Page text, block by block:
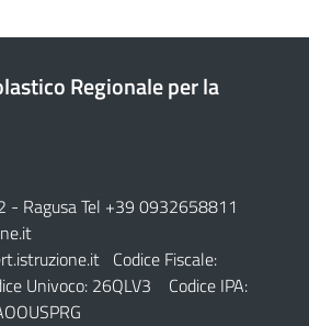
Regionale per la
- Ragusa Tel +39 0932658811
Codice Fiscale:
Univoco: 26QLV3 Codice IPA: